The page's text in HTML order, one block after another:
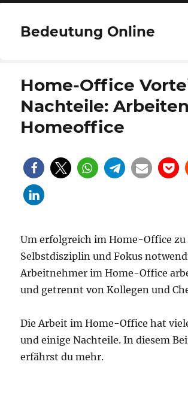
Bedeutung Online
Home-Office
Nachteile:
Homeoffice
Um erfolgreich im Home-Office
Selbstdisziplin und Fokus
Arbeitnehmer im Home-Office
und getrennt von Kollegen und
Die Arbeit im Home-Office hat
und einige Nachteile. In diesem
erfährst du mehr.